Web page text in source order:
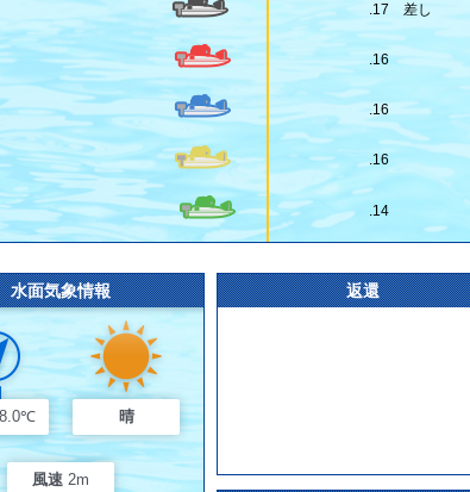
.17 差し
.16
.16
.16
.14
水面気象情報
晴
風速 2m
返還